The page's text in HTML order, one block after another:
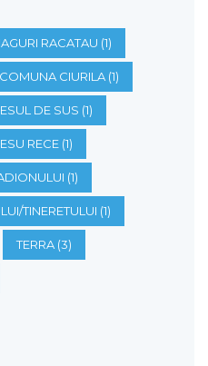
RACATAU (1)
CIURILA (1)
DE SUS (1)
RECE (1)
(1)
TINERETULUI (1)
TERRA (3)